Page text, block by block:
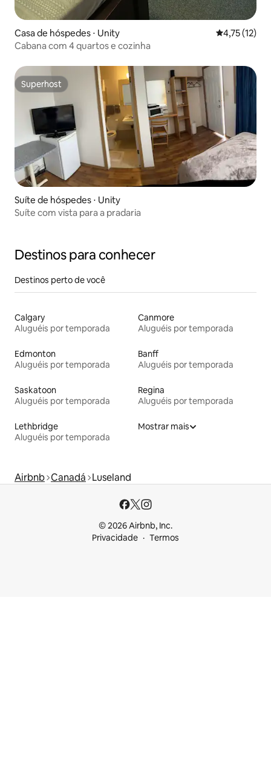
Casa de hóspedes ⋅ Unity 4,75 de uma
4,75 (12)
Cabana com 4 quartos e cozinha
Superhost
Superhost
Suíte de hóspedes ⋅ Unity
Suíte com vista para a pradaria
Destinos para conhecer
Destinos perto de você
Calgary
Aluguéis por temporada
Canmore
Aluguéis por temporada
Edmonton
Aluguéis por temporada
Banff
Aluguéis por temporada
Saskatoon
Aluguéis por temporada
Regina
Aluguéis por temporada
Lethbridge
Aluguéis por temporada
Mostrar mais
Airbnb Canadá Luseland
© 2026 Airbnb, Inc.
Privacidade
Termos